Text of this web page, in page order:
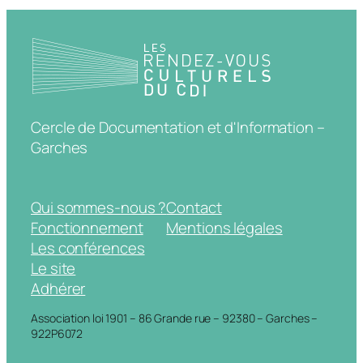
Cercle de Documentation et d'Information –
Garches
Qui sommes-nous ?
Fonctionnement
Les conférences
Le site
Adhérer
Contact
Mentions légales
Association loi 1901 – 86 Grande rue – 92380 – Garches –
922P6072